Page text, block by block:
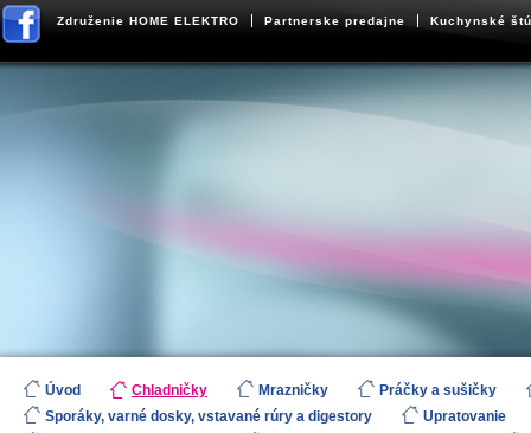
Združenie HOME ELEKTRO Partnerske predajne Kuchynské
Úvod Chladničky Mrazničky
Práčky a sušičky
Sporáky, varné dosky, vstavané rúry a digestory
Upratovanie